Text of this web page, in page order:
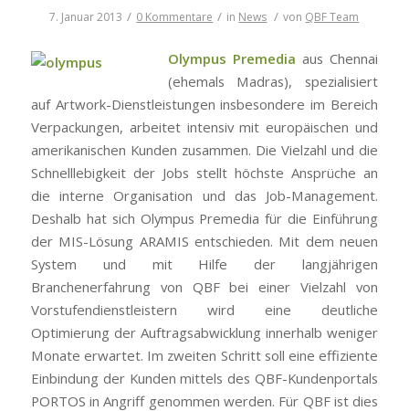
7. Januar 2013 / 0 Kommentare / in News / von QBF Team
Olympus Premedia aus Chennai
(ehemals Madras), spezialisiert
auf Artwork-Dienstleistungen insbesondere im Bereich
Verpackungen, arbeitet intensiv mit europäischen und
amerikanischen Kunden zusammen. Die Vielzahl und die
Schnelllebigkeit der Jobs stellt höchste Ansprüche an
die interne Organisation und das Job-Management.
Deshalb hat sich Olympus Premedia für die Einführung
der MIS-Lösung ARAMIS entschieden. Mit dem neuen
System und mit Hilfe der langjährigen
Branchenerfahrung von QBF bei einer Vielzahl von
Vorstufendienstleistern wird eine deutliche
Optimierung der Auftragsabwicklung innerhalb weniger
Monate erwartet. Im zweiten Schritt soll eine effiziente
Einbindung der Kunden mittels des QBF-Kundenportals
PORTOS in Angriff genommen werden. Für QBF ist dies